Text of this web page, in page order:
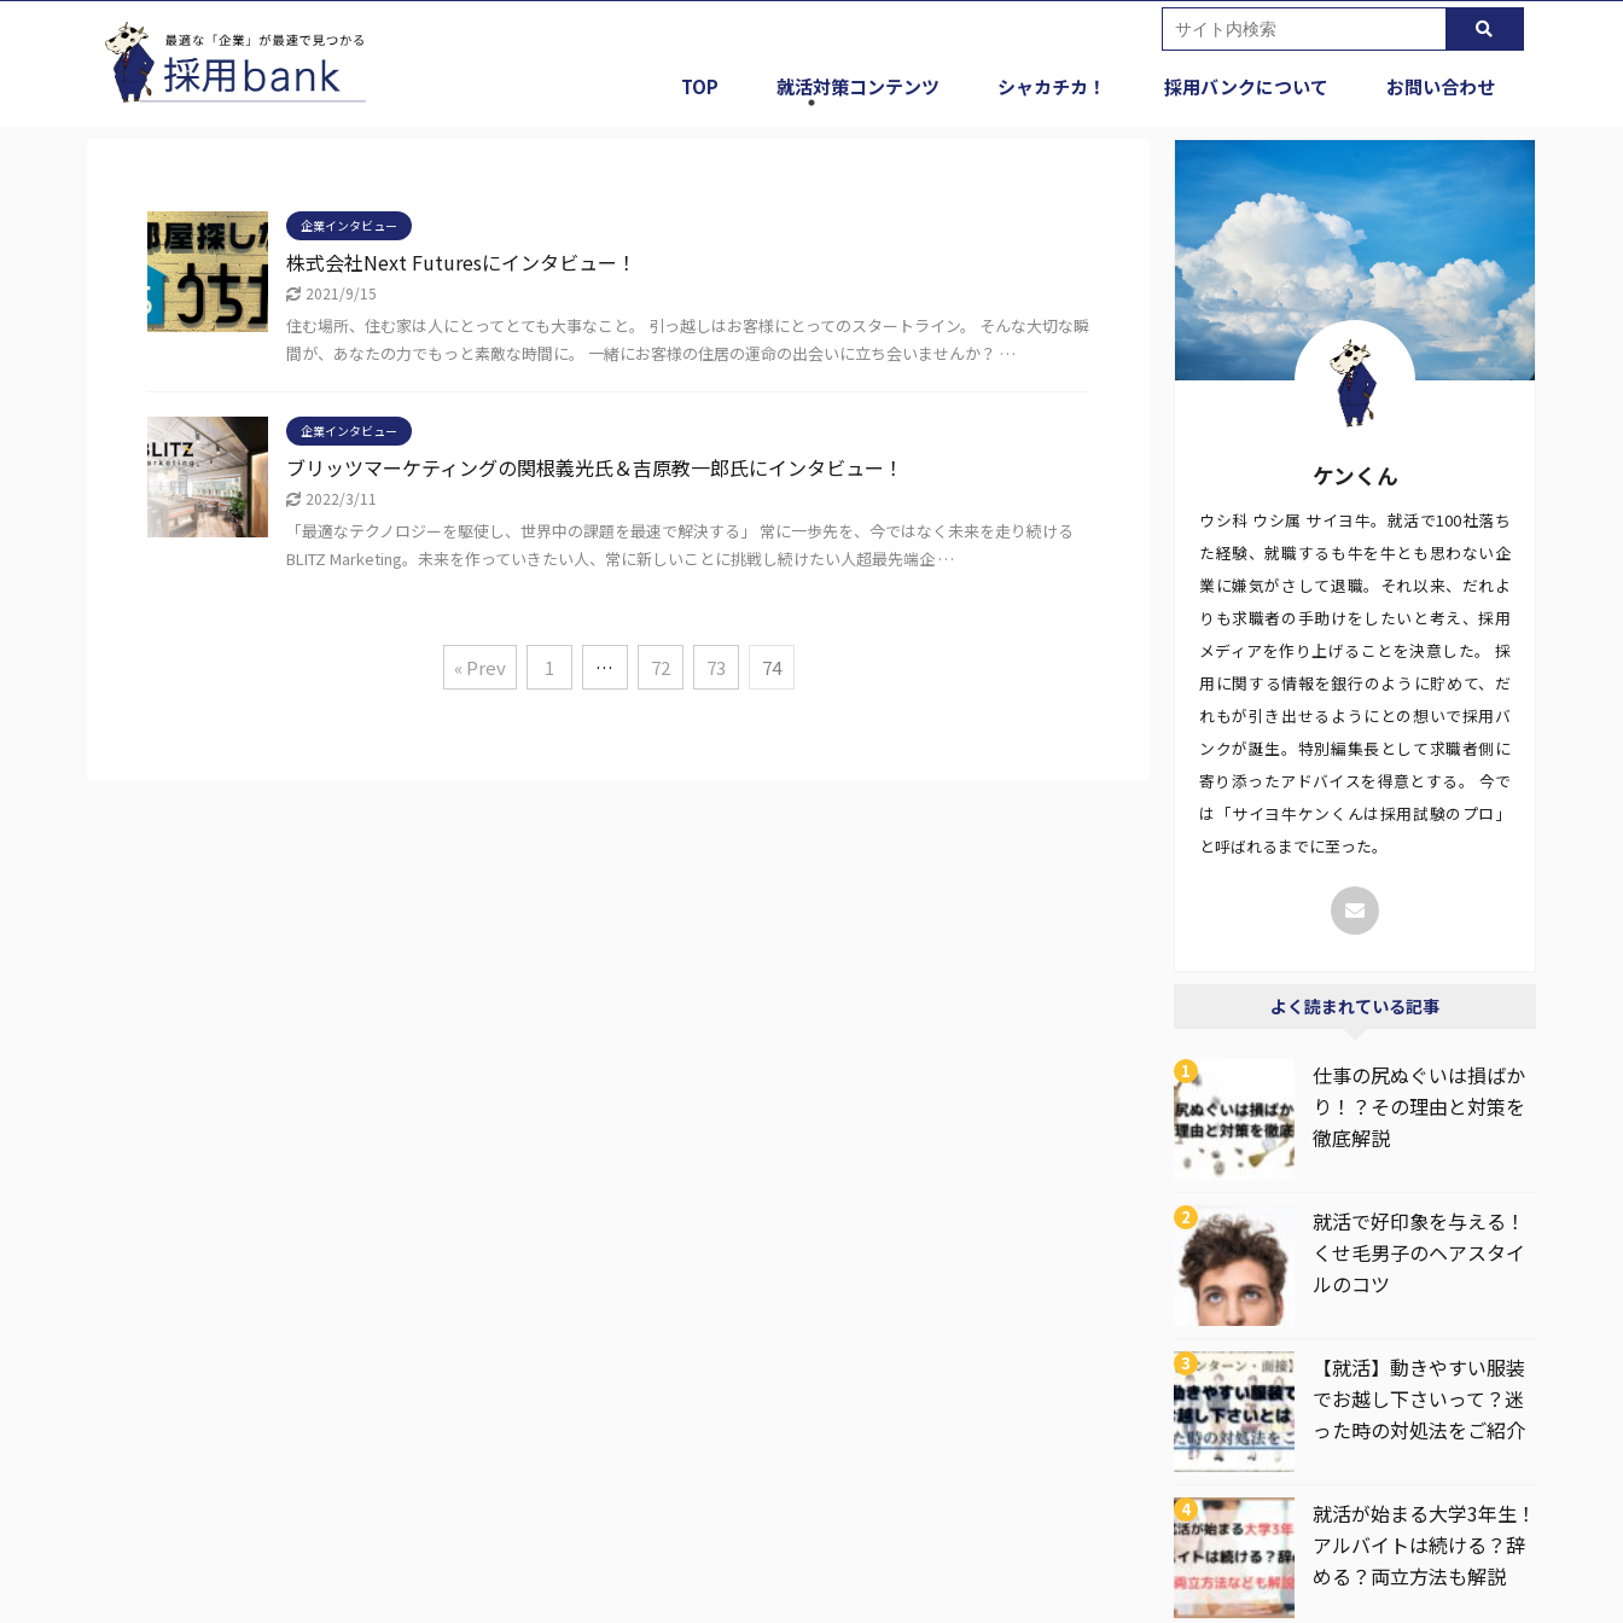
TOP 就活対策コンテンツ シャカチカ！ 採用バンクについて お問い合わせ
企業インタビュー
株式会社Next Futuresにインタビュー！
2021/9/15
住む場所、住む家は人にとってとても大事なこと。 引っ越しはお客様にとってのスタートライン。 そんな大切な瞬
間が、あなたの力でもっと素敵な時間に。 一緒にお客様の住居の運命の出会いに立ち会いませんか？ …
企業インタビュー
ブリッツマーケティングの関根義光氏＆吉原教一郎氏にインタビュー！
2022/3/11
「最適なテクノロジーを駆使し、世界中の課題を最速で解決する」 常に一歩先を、今ではなく未来を走り続ける
BLITZ Marketing。未来を作っていきたい人、常に新しいことに挑戦し続けたい人超最先端企 …
« Prev 1 … 72 73 74
ケンくん
ウシ科 ウシ属 サイヨ牛。就活で100社落ち
た経験、就職するも牛を牛とも思わない企
業に嫌気がさして退職。それ以来、だれよ
りも求職者の手助けをしたいと考え、採用
メディアを作り上げることを決意した。 採
用に関する情報を銀行のように貯めて、だ
れもが引き出せるようにとの想いで採用バ
ンクが誕生。特別編集長として求職者側に
寄り添ったアドバイスを得意とする。 今で
は「サイヨ牛ケンくんは採用試験のプロ」
と呼ばれるまでに至った。
よく読まれている記事
仕事の尻ぬぐいは損ばか
り！？その理由と対策を
徹底解説
就活で好印象を与える！
くせ毛男子のヘアスタイ
ルのコツ
【就活】動きやすい服装
でお越し下さいって？迷
った時の対処法をご紹介
就活が始まる大学3年生！
アルバイトは続ける？辞
める？両立方法も解説